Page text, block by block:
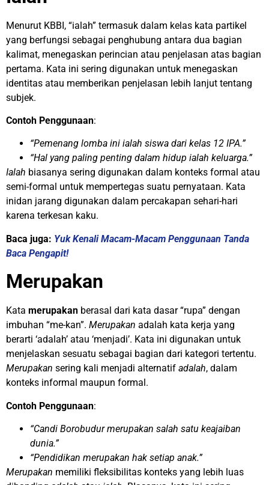
Menurut KBBI, “ialah” termasuk dalam kelas kata partikel
yang berfungsi sebagai penghubung antara dua bagian
kalimat, menegaskan perincian atau penjelasan atas bagian
pertama. Kata ini sering digunakan untuk menegaskan
identitas atau memberikan penjelasan lebih lanjut tentang
subjek.
Contoh Penggunaan:
“Pemenang lomba ini ialah siswa dari kelas 12 IPA.”
“Hal yang paling penting dalam hidup ialah keluarga.”
Ialah biasanya sering digunakan dalam konteks formal atau
semi-formal untuk mempertegas suatu pernyataan. Kata
inidan jarang digunakan dalam percakapan sehari-hari
karena terkesan kaku.
Baca juga: Yuk Kenali Macam-Macam Penggunaan Tanda
Baca Pengapit!
Merupakan
Kata merupakan berasal dari kata dasar “rupa” dengan
imbuhan “me-kan”. Merupakan adalah kata kerja yang
berarti ‘adalah’ atau ‘menjadi’. Kata ini digunakan untuk
menjelaskan sesuatu sebagai bagian dari kategori tertentu.
Merupakan sering kali menjadi alternatif adalah, dalam
konteks informal maupun formal.
Contoh Penggunaan:
“Candi Borobudur merupakan salah satu keajaiban
dunia.”
“Pendidikan merupakan hak setiap anak.”
Merupakan memiliki fleksibilitas konteks yang lebih luas